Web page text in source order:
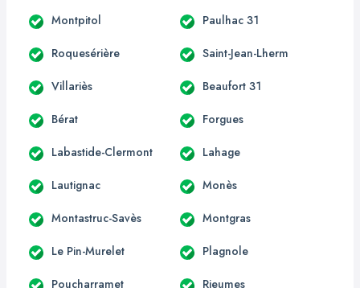
Montpitol Paulhac 31
Roquesérière Saint-Jean-Lherm
Villariès Beaufort 31
Bérat Forgues
Labastide-Clermont Lahage
Lautignac Monès
Montastruc-Savès Montgras
Le Pin-Murelet Plagnole
Poucharramet Rieumes